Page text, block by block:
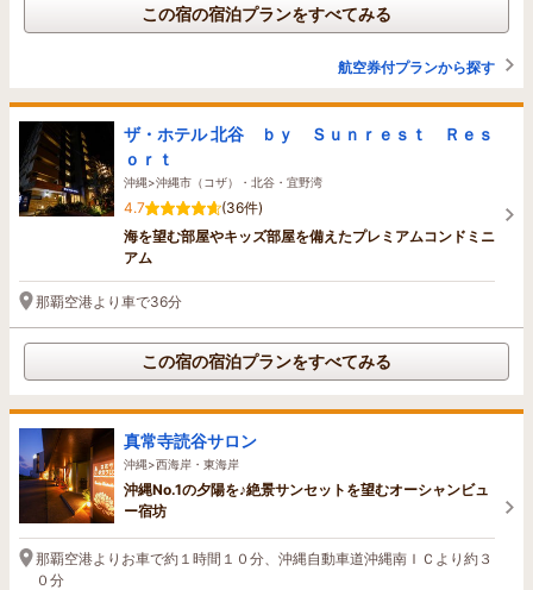
この宿の宿泊プランをすべてみる
航空券付プランから探す
ザ・ホテル 北谷 ｂｙ Ｓｕｎｒｅｓｔ Ｒｅｓ
ｏｒｔ
沖縄>沖縄市（コザ）・北谷・宜野湾
4.7
(36件)
海を望む部屋やキッズ部屋を備えたプレミアムコンドミニ
アム
那覇空港より車で36分
この宿の宿泊プランをすべてみる
真常寺読谷サロン
沖縄>西海岸・東海岸
沖縄No.1の夕陽を♪絶景サンセットを望むオーシャンビュ
ー宿坊
那覇空港よりお車で約１時間１０分、沖縄自動車道沖縄南ＩＣより約３
０分